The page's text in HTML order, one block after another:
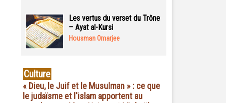
Les vertus du verset du Trône
– Ayat al-Kursi
Housman Omarjee
Culture
« Dieu, le Juif et le Musulman » : ce que
le judaïsme et l'islam apportent au